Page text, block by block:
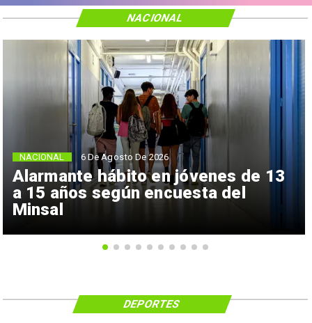
Alarmante hábito en jóvenes de 13
a 15 años según encuesta del
Minsal
NACIONAL 6 De Agosto De 2026
NACIONAL
DEPORTES